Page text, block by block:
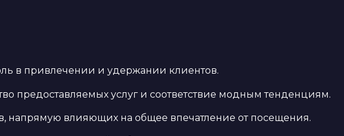
в привлечении и удержании клиентов.
предоставляемых услуг и соответствие модным тенденциям.
напрямую влияющих на общее впечатление от посещения.